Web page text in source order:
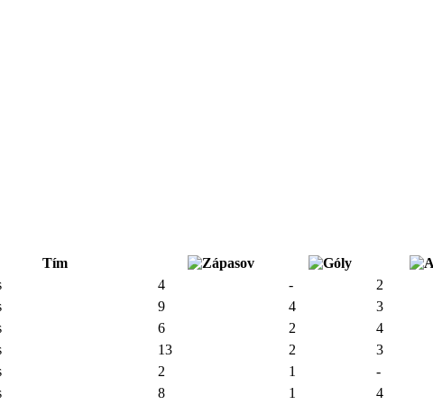
Tím
4 - 2
9 4 3
6 2 4
13 2 3
2 1 -
8 1 4